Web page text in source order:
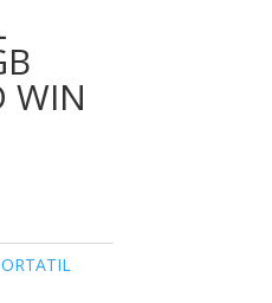
WIN